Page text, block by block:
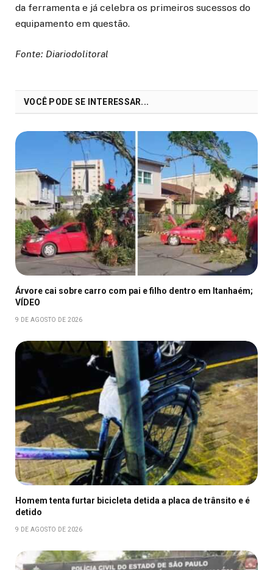
da ferramenta e já celebra os primeiros sucessos do
equipamento em questão.
Fonte: Diariodolitoral
VOCÊ PODE SE INTERESSAR...
Árvore cai sobre carro com pai e filho dentro em Itanhaém;
VÍDEO
9 DE AGOSTO DE 2026
Homem tenta furtar bicicleta detida a placa de trânsito e é
detido
9 DE AGOSTO DE 2026